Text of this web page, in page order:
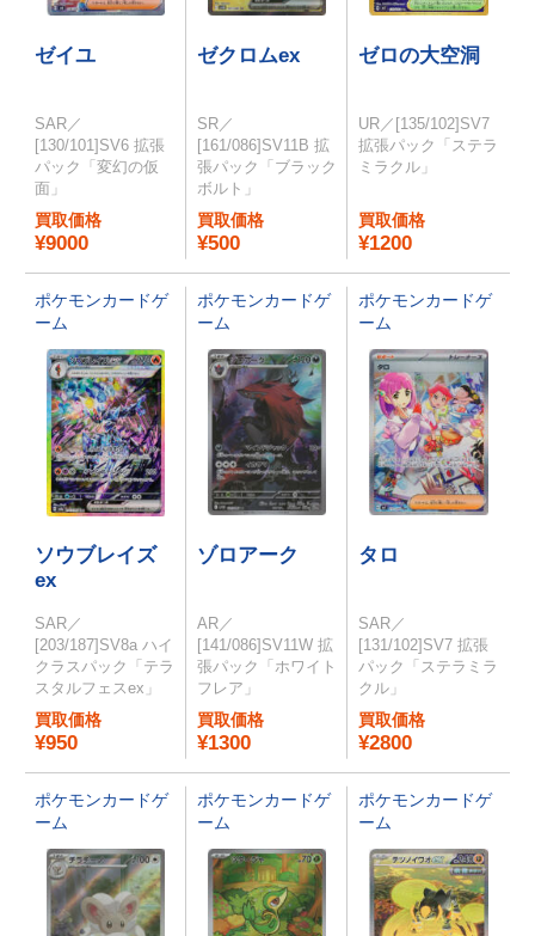
ゼイユ
SAR／
[130/101]SV6 拡張
パック「変幻の仮
面」
買取価格
¥9000
ゼクロムex
SR／
[161/086]SV11B 拡
張パック「ブラック
ボルト」
買取価格
¥500
ゼロの大空洞
UR／[135/102]SV7
拡張パック「ステラ
ミラクル」
買取価格
¥1200
ポケモンカードゲ
ーム
ソウブレイズ
ex
SAR／
[203/187]SV8a ハイ
クラスパック「テラ
スタルフェスex」
買取価格
¥950
ポケモンカードゲ
ーム
ゾロアーク
AR／
[141/086]SV11W 拡
張パック「ホワイト
フレア」
買取価格
¥1300
ポケモンカードゲ
ーム
タロ
SAR／
[131/102]SV7 拡張
パック「ステラミラ
クル」
買取価格
¥2800
ポケモンカードゲ
ーム
ポケモンカードゲ
ーム
ポケモンカードゲ
ーム